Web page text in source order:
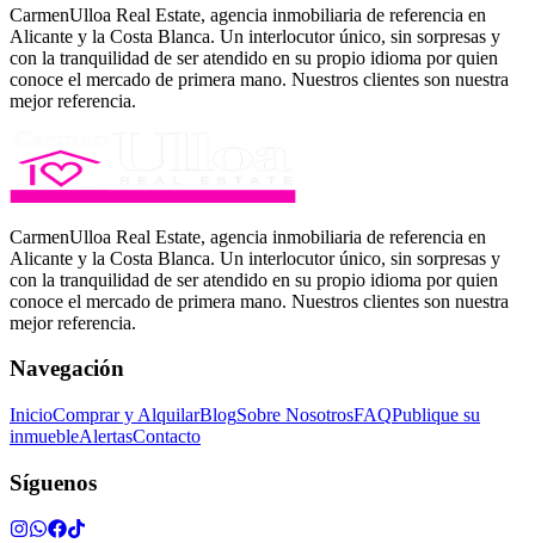
CarmenUlloa Real Estate, agencia inmobiliaria de referencia en
Alicante y la Costa Blanca. Un interlocutor único, sin sorpresas y
con la tranquilidad de ser atendido en su propio idioma por quien
conoce el mercado de primera mano. Nuestros clientes son nuestra
mejor referencia.
CarmenUlloa Real Estate, agencia inmobiliaria de referencia en
Alicante y la Costa Blanca. Un interlocutor único, sin sorpresas y
con la tranquilidad de ser atendido en su propio idioma por quien
conoce el mercado de primera mano. Nuestros clientes son nuestra
mejor referencia.
Navegación
InicioComprar y AlquilarBlogSobre NosotrosFAQPublique su
inmuebleAlertasContacto
Síguenos